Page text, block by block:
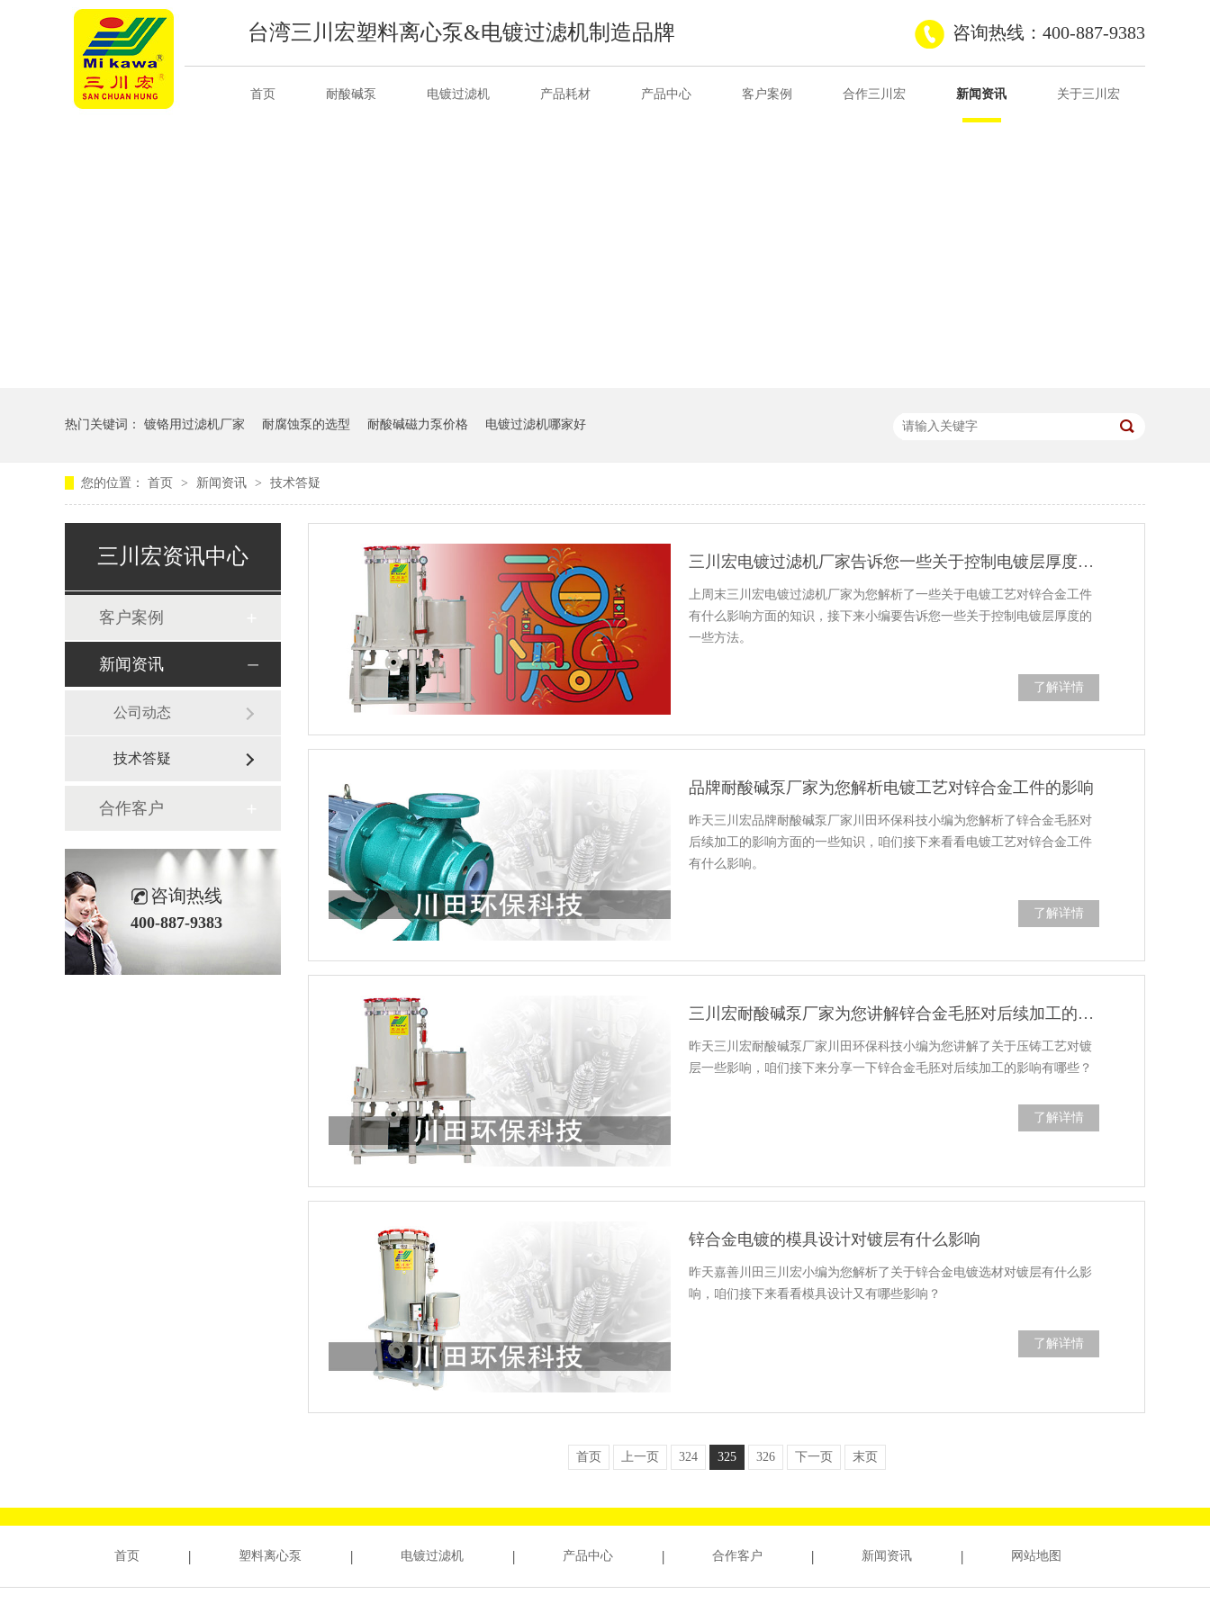
台湾三川宏塑料离心泵&电镀过滤机制造品牌 咨询热线：400-887-9383
首页 耐酸碱泵 电镀过滤机 产品耗材 产品中心 客户案例 合作三川宏 新闻资讯 关于三川宏
热门关键词： 镀铬用过滤机厂家 耐腐蚀泵的选型 耐酸碱磁力泵价格 电镀过滤机哪家好
您的位置： 首页 > 新闻资讯 > 技术答疑
三川宏资讯中心
客户案例
新闻资讯
公司动态
技术答疑
合作客户
咨询热线
400-887-9383
三川宏电镀过滤机厂家告诉您一些关于控制电镀层厚度的方法
上周末三川宏电镀过滤机厂家为您解析了一些关于电镀工艺对锌合金工件
有什么影响方面的知识，接下来小编要告诉您一些关于控制电镀层厚度的
一些方法。
了解详情
品牌耐酸碱泵厂家为您解析电镀工艺对锌合金工件的影响
昨天三川宏品牌耐酸碱泵厂家川田环保科技小编为您解析了锌合金毛胚对
后续加工的影响方面的一些知识，咱们接下来看看电镀工艺对锌合金工件
有什么影响。
了解详情
三川宏耐酸碱泵厂家为您讲解锌合金毛胚对后续加工的影响
昨天三川宏耐酸碱泵厂家川田环保科技小编为您讲解了关于压铸工艺对镀
层一些影响，咱们接下来分享一下锌合金毛胚对后续加工的影响有哪些？
了解详情
锌合金电镀的模具设计对镀层有什么影响
昨天嘉善川田三川宏小编为您解析了关于锌合金电镀选材对镀层有什么影
响，咱们接下来看看模具设计又有哪些影响？
了解详情
首页 上一页 324 325 326 下一页 末页
首页 塑料离心泵 电镀过滤机 产品中心 合作客户 新闻资讯 网站地图